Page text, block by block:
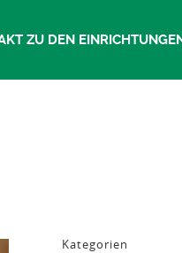
ZU DEN
Kategorien